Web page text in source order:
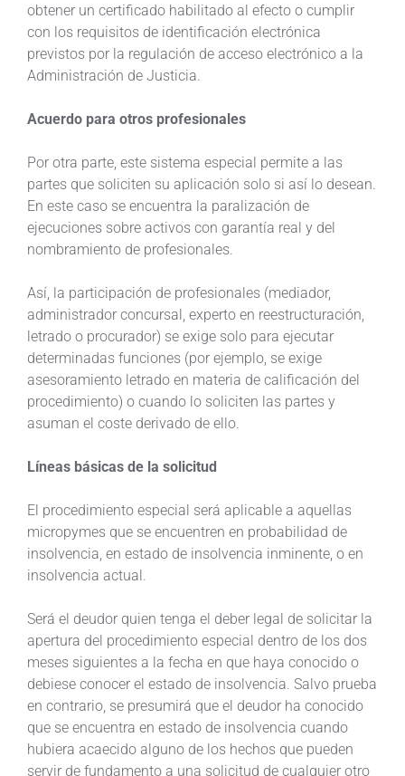
obtener un certificado habilitado al efecto o cumplir
con los requisitos de identificación electrónica
previstos por la regulación de acceso electrónico a la
Administración de Justicia.
Acuerdo para otros profesionales
Por otra parte, este sistema especial permite a las
partes que soliciten su aplicación solo si así lo desean.
En este caso se encuentra la paralización de
ejecuciones sobre activos con garantía real y del
nombramiento de profesionales.
Así, la participación de profesionales (mediador,
administrador concursal, experto en reestructuración,
letrado o procurador) se exige solo para ejecutar
determinadas funciones (por ejemplo, se exige
asesoramiento letrado en materia de calificación del
procedimiento) o cuando lo soliciten las partes y
asuman el coste derivado de ello.
Líneas básicas de la solicitud
El procedimiento especial será aplicable a aquellas
micropymes que se encuentren en probabilidad de
insolvencia, en estado de insolvencia inminente, o en
insolvencia actual.
Será el deudor quien tenga el deber legal de solicitar la
apertura del procedimiento especial dentro de los dos
meses siguientes a la fecha en que haya conocido o
debiese conocer el estado de insolvencia. Salvo prueba
en contrario, se presumirá que el deudor ha conocido
que se encuentra en estado de insolvencia cuando
hubiera acaecido alguno de los hechos que pueden
servir de fundamento a una solicitud de cualquier otro